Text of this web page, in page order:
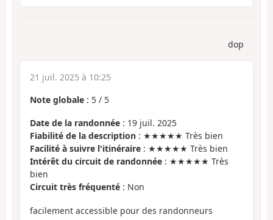
dop
21 juil. 2025 à 10:25
Note globale : 5 / 5
Date de la randonnée : 19 juil. 2025
Fiabilité de la description : ★★★★★ Très bien
Facilité à suivre l'itinéraire : ★★★★★ Très bien
Intérêt du circuit de randonnée : ★★★★★ Très
bien
Circuit très fréquenté : Non
facilement accessible pour des randonneurs